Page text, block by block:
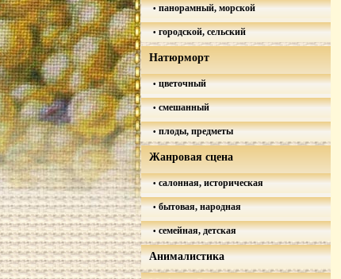
панорамный, морской
городской, сельский
Натюрморт
цветочный
смешанный
плоды, предметы
Жанровая сцена
салонная, историческая
бытовая, народная
семейная, детская
Анималистика